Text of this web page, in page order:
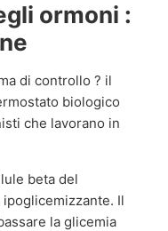
ormoni :
di controllo ? il
biologico
che lavorano in
beta del
ipoglicemizzante. Il
la glicemia